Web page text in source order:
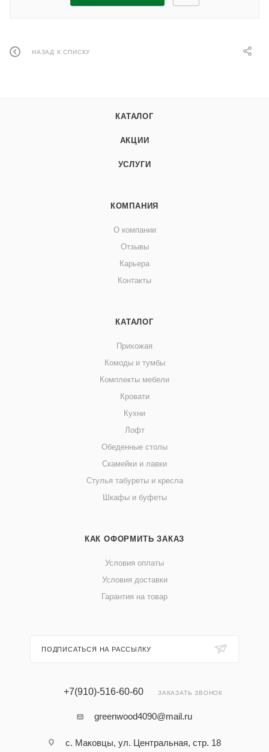
НАЗАД К СПИСКУ
КАТАЛОГ
АКЦИИ
УСЛУГИ
КОМПАНИЯ
О компании
Отзывы
Карьера
Контакты
КАТАЛОГ
Прихожая
Комоды и тумбы
Комплекты мебели
Кровати
Кухни
Лофт
Обеденные столы
Скамейки и лавки
Стулья табуреты и кресла
Шкафы и буфеты
КАК ОФОРМИТЬ ЗАКАЗ
Условия оплаты
Условия доставки
Гарантия на товар
ПОДПИСАТЬСЯ НА РАССЫЛКУ
+7(910)-516-60-60 ЗАКАЗАТЬ ЗВОНОК
greenwood4090@mail.ru
с. Маковцы, ул. Центральная, стр. 18